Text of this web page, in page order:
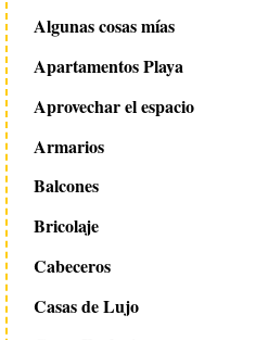
Algunas cosas mías
Apartamentos Playa
Aprovechar el espacio
Armarios
Balcones
Bricolaje
Cabeceros
Casas de Lujo